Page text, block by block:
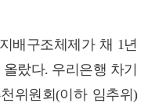
배구조체제가 채 1년
랐다. 우리은행 차기
위원회(이하 임추위)